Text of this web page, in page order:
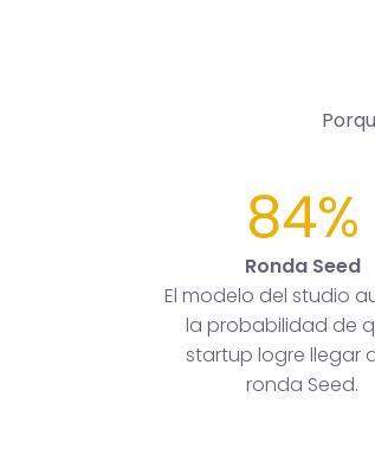
84%
Ronda Seed
El modelo del studio
la probabilidad de
startup logre llegar
ronda Seed.